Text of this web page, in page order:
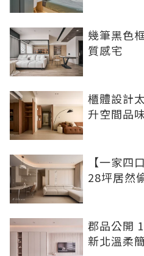
幾筆黑色
質感宅
櫃體設計
升空間品味
【一家四
28坪居然
郡品公開
新北溫柔